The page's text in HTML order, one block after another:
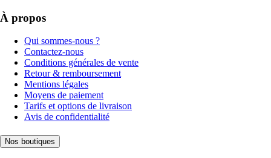
À propos
Qui sommes-nous ?
Contactez-nous
Conditions générales de vente
Retour & remboursement
Mentions légales
Moyens de paiement
Tarifs et options de livraison
Avis de confidentialité
Nos boutiques